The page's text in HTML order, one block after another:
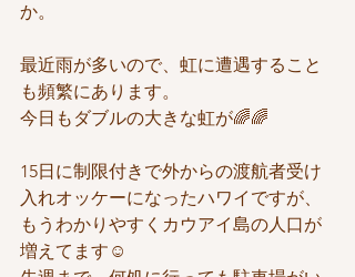
か。
最近雨が多いので、虹に遭遇すること
も頻繁にあります。
今日もダブルの大きな虹が🌈🌈
15日に制限付きで外からの渡航者受け
入れオッケーになったハワイですが、
もうわかりやすくカウアイ島の人口が
増えてます☺️